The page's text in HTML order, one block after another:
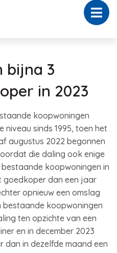
bijna 3
in 2023
koopwoningen
niveau sinds 1995, toen het
augustus 2022 begonnen
die daling ook enige
koopwoningen in
goedkoper dan een jaar
opnieuw een omslag
bestaande koopwoningen
ten opzichte van een
en in december 2023
dan in dezelfde maand een